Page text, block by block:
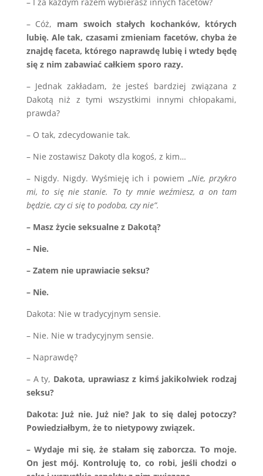
– I za każdym razem wybierasz innych facetów?
– Cóż, mam swoich stałych kochanków, których
lubię. Ale tak, czasami zmieniam facetów, chyba że
znajdę faceta, którego naprawdę lubię i wtedy będę
się z nim zabawiać całkiem sporo razy.
– Jednak zakładam, że jesteś bardziej związana z
Dakotą niż z tymi wszystkimi innymi chłopakami,
prawda?
– O tak, zdecydowanie tak.
– Nie zostawisz Dakoty dla kogoś, z kim…
– Nigdy. Nigdy. Wyśmieję ich i powiem „Nie, przykro
mi, to się nie stanie. To ty mnie weźmiesz, a on tam
będzie, czy ci się to podoba, czy nie”.
– Masz życie seksualne z Dakotą?
– Nie.
– Zatem nie uprawiacie seksu?
– Nie.
Dakota: Nie w tradycyjnym sensie.
– Nie. Nie w tradycyjnym sensie.
– Naprawdę?
– A ty, Dakota, uprawiasz z kimś jakikolwiek rodzaj
seksu?
Dakota: Już nie. Już nie? Jak to się dalej potoczy?
Powiedziałbym, że to nietypowy związek.
– Wydaje mi się, że stałam się zaborcza. To moje.
On jest mój. Kontroluję to, co robi, jeśli chodzi o